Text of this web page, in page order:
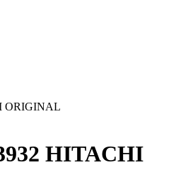
ORIGINAL
HITACHI